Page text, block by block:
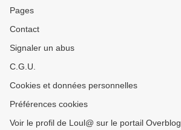
Pages
Contact
Signaler un abus
C.G.U.
Cookies et données personnelles
Préférences cookies
Voir le profil de Loul@ sur le portail Overblog